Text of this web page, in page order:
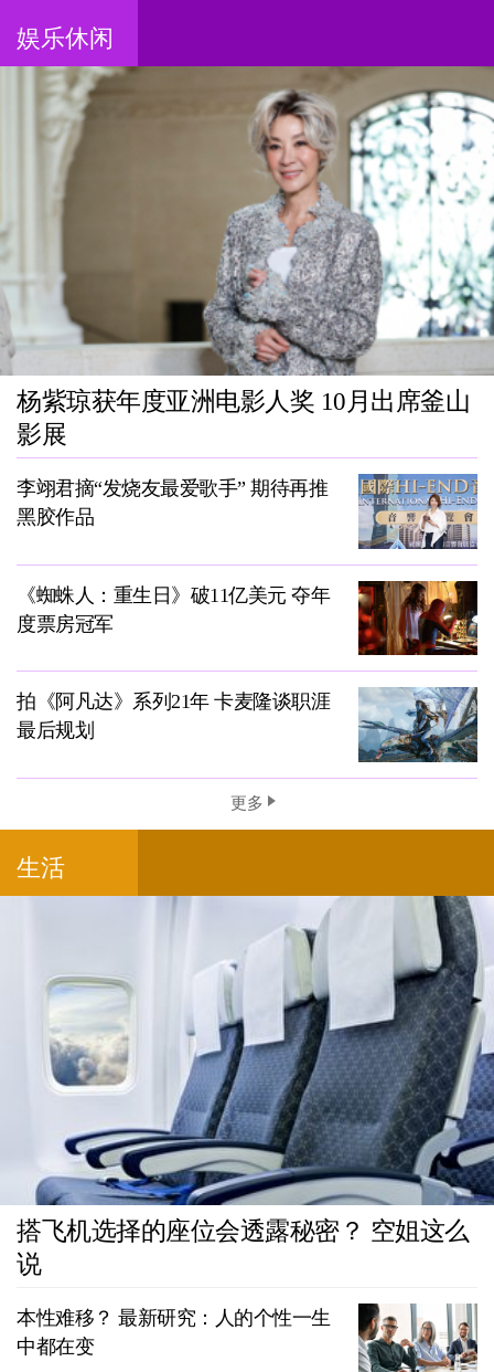
娱乐休闲
杨紫琼获年度亚洲电影人奖 10月出席釜山
影展
李翊君摘“发烧友最爱歌手” 期待再推
黑胶作品
《蜘蛛人：重生日》破11亿美元 夺年
度票房冠军
拍《阿凡达》系列21年 卡麦隆谈职涯
最后规划
更多
生活
搭飞机选择的座位会透露秘密？ 空姐这么
说
本性难移？ 最新研究：人的个性一生
中都在变